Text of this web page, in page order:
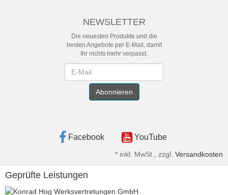
NEWSLETTER
Die neuesten Produkte und die
besten Angebote per E-Mail, damit
Ihr nichts mehr verpasst.
Abonnieren
Facebook YouTube
* inkl. MwSt., zzgl. Versandkosten
Geprüfte Leistungen